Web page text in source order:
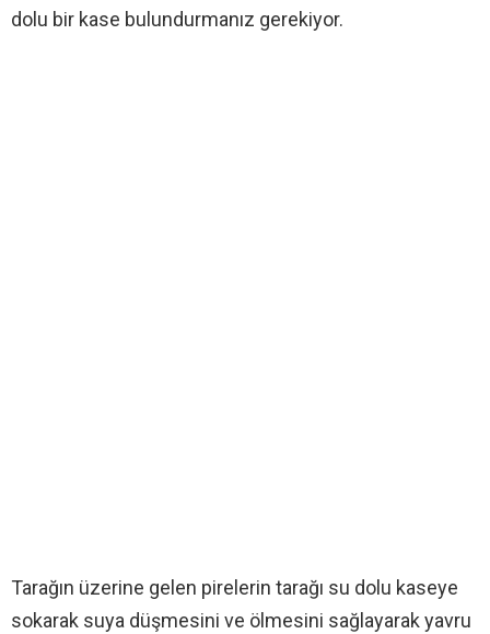
dolu bir kase bulundurmanız gerekiyor.
Tarağın üzerine gelen pirelerin tarağı su dolu kaseye
sokarak suya düşmesini ve ölmesini sağlayarak yavru